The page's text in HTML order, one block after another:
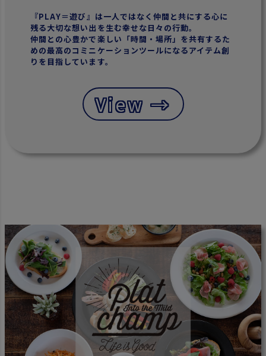
『PLAY＝遊び』は一人ではなく仲間と共にする心に
残る大切な想い出を生む幸せな日々の行動。
仲間との心豊かで楽しい「時間・場所」を共有するた
めの最高のコミニケーションツールになるアイテム創
りを目指しています。
View →